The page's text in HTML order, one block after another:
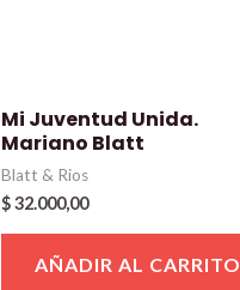
Mi Juventud Unida.
Mariano Blatt
Blatt & Rios
$32.000,00
AÑADIR AL CARRITO